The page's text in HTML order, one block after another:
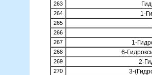
263
264 1-
265
266
267 1-
268 6-
269 2-
270 3-